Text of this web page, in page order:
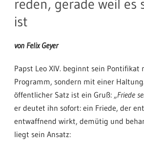
reden, gerade weil es
ist
von Felix Geyer
Papst Leo XIV. beginnt sein
Programm, sondern mit einer
öffentlicher Satz ist ein Gruß: „Friede
er deutet ihn sofort: ein Friede, der
entwaffnend wirkt, demütig und
liegt sein Ansatz: